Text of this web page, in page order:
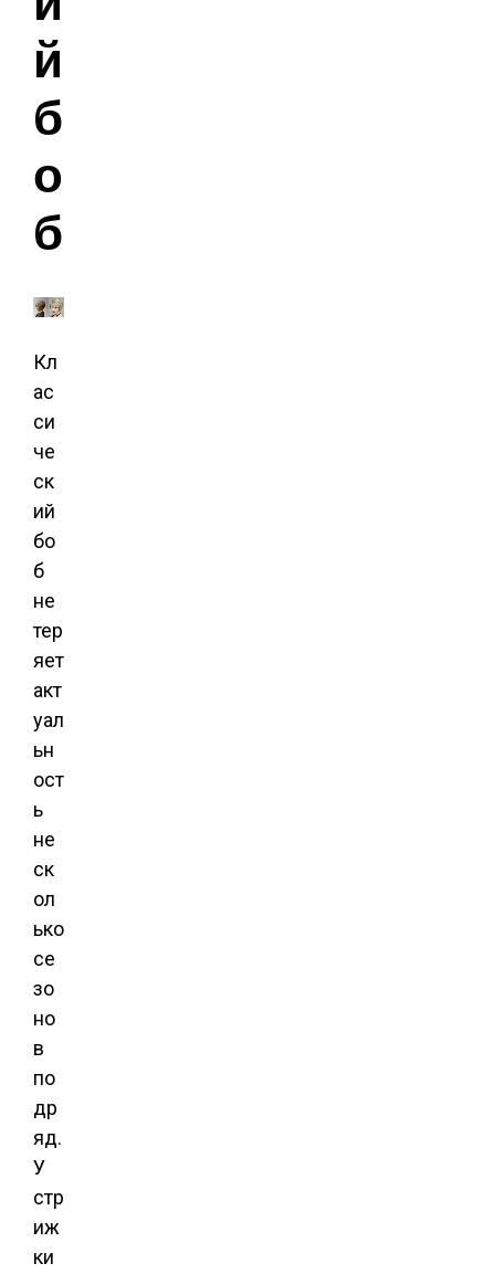
й
б
о
б
Кл
ас
си
че
ск
ий
бо
б
не
тер
яет
акт
уал
ьн
ост
ь
не
ск
ол
ько
се
зо
но
в
по
др
яд.
У
стр
иж
ки